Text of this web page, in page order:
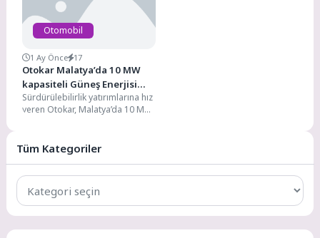
Otomobil
1 Ay Önce 17
Otokar Malatya’da 10 MW
kapasiteli Güneş Enerjisi
Santralini devreye aldı
Sürdürülebilirlik yatırımlarına hız
veren Otokar, Malatya’da 10 MW
Tüm Kategoriler
Tüm
Kategoriler